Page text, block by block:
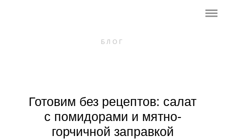
БЛОГ
Готовим без рецептов: салат
с помидорами и мятно-
горчичной заправкой